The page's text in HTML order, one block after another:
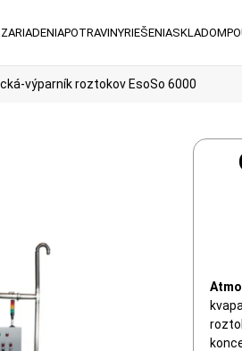
ZARIADENIAPOTRAVINYRIEŠENIASKLADOM
výparník roztokov EsoSo 6000